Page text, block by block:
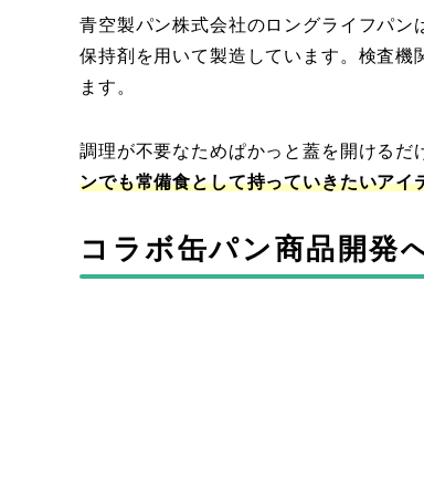
青空製パン株式会社のロングライフパ
保持剤を用いて製造しています。検査
ます。
調理が不要なためぱかっと蓋を開けるだ
ンでも常備食として持っていきたいアイ
コラボ缶パン商品開発